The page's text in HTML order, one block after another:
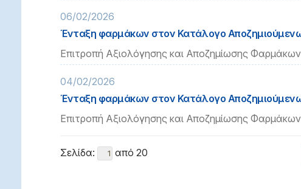
06/02/2026
Ένταξη φαρμάκων στον Κατάλογο
Επιτροπή Αξιολόγησης και Αποζημίωσης Φαρμάκων
04/02/2026
Ένταξη φαρμάκων στον Κατάλογο
Επιτροπή Αξιολόγησης και Αποζημίωσης Φαρμάκων
Σελίδα: από 20